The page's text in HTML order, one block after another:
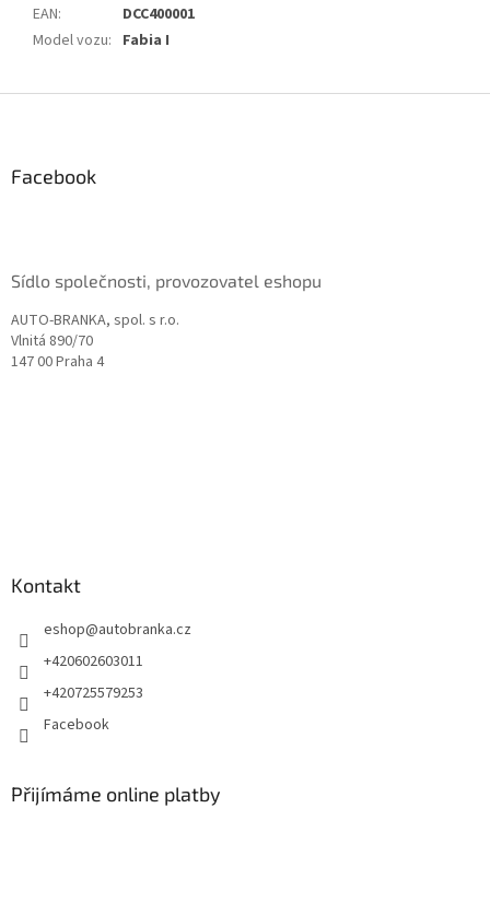
EAN:
DCC400001
Model vozu: Fabia I
Facebook
Sídlo společnosti, provozovatel eshopu
AUTO-BRANKA, spol. s r.o.
Vlnitá 890/70
147 00 Praha 4
Kontakt
eshop@autobranka.cz
+420602603011
+420725579253
Facebook
Přijímáme online platby